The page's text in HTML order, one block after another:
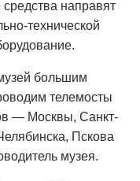
направят
технической
большим
телемосты
— Москвы, Санкт-
Пскова
музея.